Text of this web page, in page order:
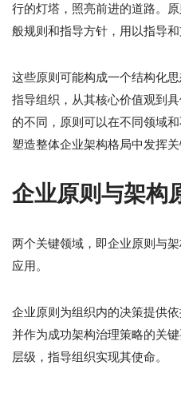
行的灯塔，照亮前进的道路。
般规则和指导方针，用以指导
这些原则可能构成一个结构化
指导组织，从其核心价值观到
的不同，原则可以在不同领域
塑造整体企业架构格局中发挥关
企业原则与架构
两个关键领域，即企业原则与
应用。
企业原则为组织内的决策提供
并作为成功架构治理策略的关
层级，指导组织实现其使命。